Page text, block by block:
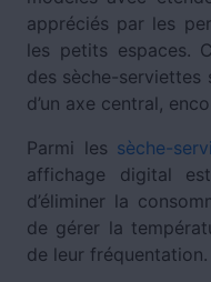
appréciés par les
les petits espaces.
des sèche-serviettes
d’un axe central,
Parmi les sèche-
affichage digital
d’éliminer la
de gérer la
de leur fréquentation.